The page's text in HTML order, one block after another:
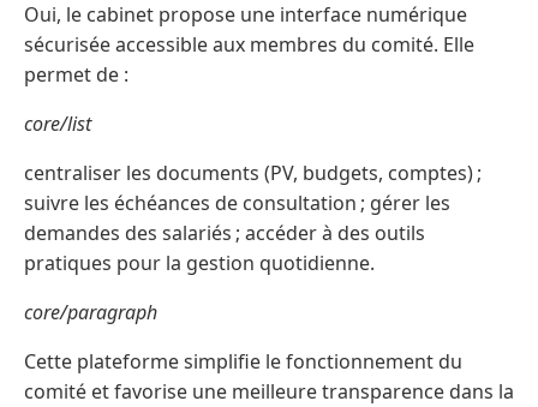
Oui, le cabinet propose une interface numérique
sécurisée accessible aux membres du comité. Elle
permet de :
core/list
centraliser les documents (PV, budgets, comptes) ;
suivre les échéances de consultation ; gérer les
demandes des salariés ; accéder à des outils
pratiques pour la gestion quotidienne.
core/paragraph
Cette plateforme simplifie le fonctionnement du
comité et favorise une meilleure transparence dans la